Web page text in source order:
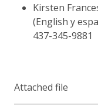
Kirsten
(English y
437-345-9881
Attached file